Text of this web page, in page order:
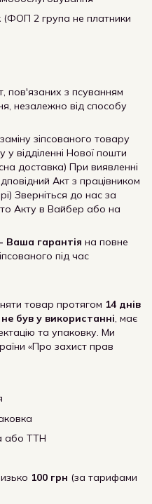
2 група не платники
пов'язаних з псуванням
незалежно від способу
зіпсованого товару
у відділенні Нової пошти
доставка) При виявленні
Акт з працівником
Зверніться до нас за
Акту в Вайбер або на
Ваша гарантія на повне
під час
товар протягом 14 днів
не був у використанні, має
та упаковку. Ми
«Про захист прав
або ТТН
100 грн (за тарифами